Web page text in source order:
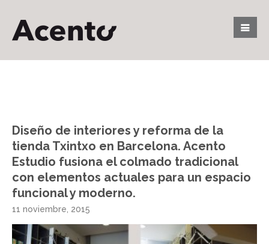
Diseño de interiores y reforma de la
tienda Txintxo en Barcelona. Acento
Estudio fusiona el colmado tradicional
con elementos actuales para un espacio
funcional y moderno.
11 noviembre, 2015